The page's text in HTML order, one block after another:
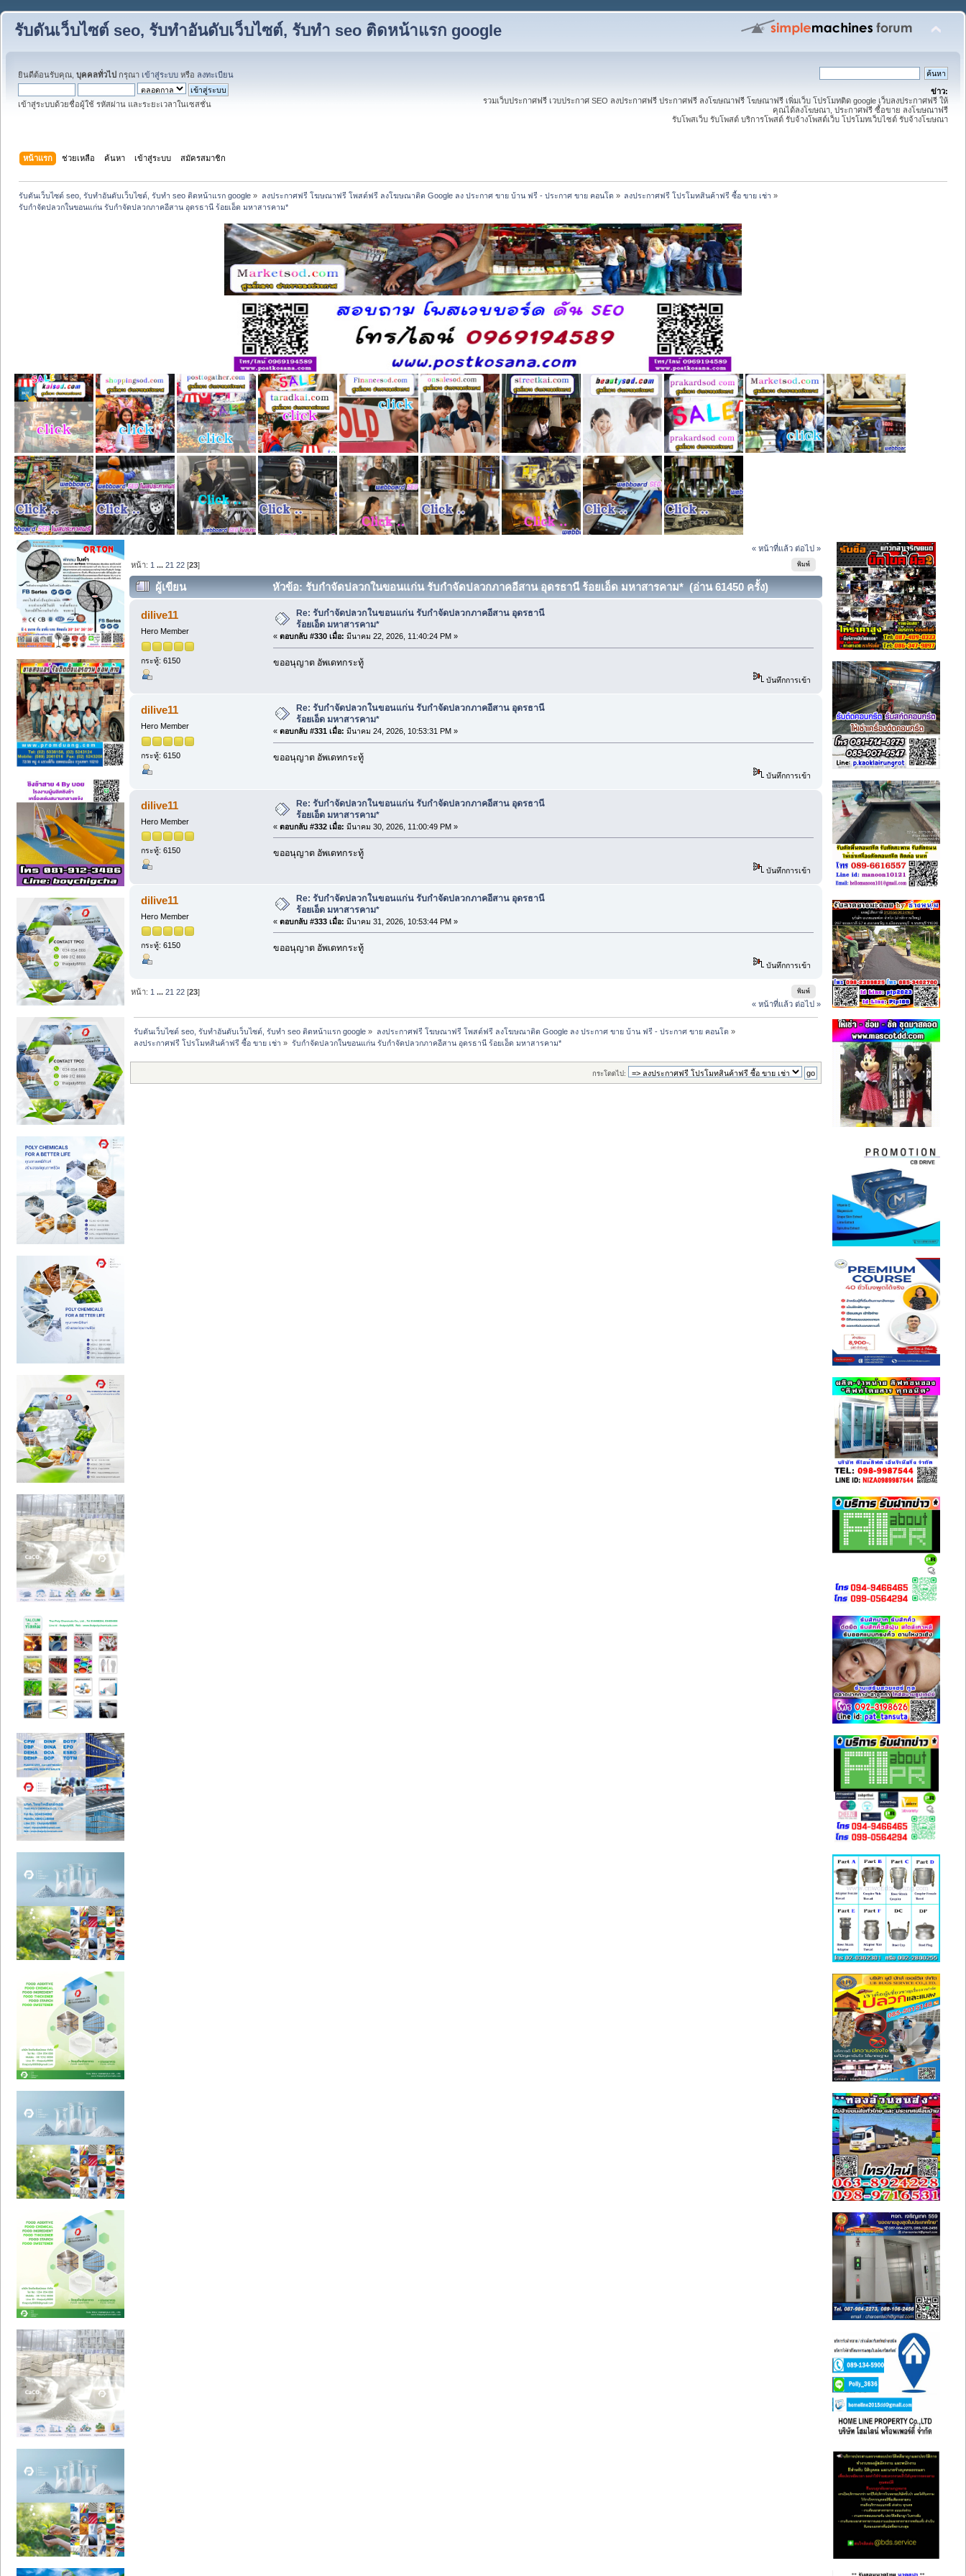
รับดันเว็บไซต์ seo, รับทำอันดับเว็บไซต์, รับทำ seo ติดหน้าแรก google
ยินดีต้อนรับคุณ, บุคคลทั่วไป กรุณา เข้าสู่ระบบ หรือ ลงทะเบียน
เข้าสู่ระบบด้วยชื่อผู้ใช้ รหัสผ่าน และระยะเวลาในเซสชั่น
ข่าว:
รวมเว็บประกาศฟรี เวบประกาศ SEO ลงประกาศฟรี ประกาศฟรี ลงโฆษณาฟรี โฆษณาฟรี เพิ่มเว็บ โปรโมทติด google เว็บลงประกาศฟรี ให้
คุณได้ลงโฆษณา, ประกาศฟรี ซื้อขาย ลงโฆษณาฟรี
รับโพสเว็บ รับโพสต์ บริการโพสต์ รับจ้างโพสต์เว็บ โปรโมทเว็บไซต์ รับจ้างโฆษณา
หน้าแรก ช่วยเหลือ ค้นหา เข้าสู่ระบบ สมัครสมาชิก
รับดันเว็บไซต์ seo, รับทำอันดับเว็บไซต์, รับทำ seo ติดหน้าแรก google » ลงประกาศฟรี โฆษณาฟรี โพสต์ฟรี ลงโฆษณาติด Google ลง ประกาศ ขาย บ้าน ฟรี - ประกาศ ขาย คอนโด » ลงประกาศฟรี โปรโมทสินค้าฟรี ซื้อ ขาย เช่า »
รับกำจัดปลวกในขอนแก่น รับกำจัดปลวกภาคอีสาน อุดรธานี ร้อยเอ็ด มหาสารคาม*
« หน้าที่แล้ว ต่อไป »
พิมพ์
หน้า: 1 ...21 22 [23]
ผู้เขียน หัวข้อ: รับกำจัดปลวกในขอนแก่น รับกำจัดปลวกภาคอีสาน อุดรธานี ร้อยเอ็ด มหาสารคาม* (อ่าน 61450 ครั้ง)
dilive11
Hero Member
กระทู้: 6150
Re: รับกำจัดปลวกในขอนแก่น รับกำจัดปลวกภาคอีสาน อุดรธานี
ร้อยเอ็ด มหาสารคาม*
« ตอบกลับ #330 เมื่อ: มีนาคม 22, 2026, 11:40:24 PM »
ขออนุญาต อัพเดทกระทู้
บันทึกการเข้า
dilive11
Hero Member
กระทู้: 6150
Re: รับกำจัดปลวกในขอนแก่น รับกำจัดปลวกภาคอีสาน อุดรธานี
ร้อยเอ็ด มหาสารคาม*
« ตอบกลับ #331 เมื่อ: มีนาคม 24, 2026, 10:53:31 PM »
ขออนุญาต อัพเดทกระทู้
บันทึกการเข้า
dilive11
Hero Member
กระทู้: 6150
Re: รับกำจัดปลวกในขอนแก่น รับกำจัดปลวกภาคอีสาน อุดรธานี
ร้อยเอ็ด มหาสารคาม*
« ตอบกลับ #332 เมื่อ: มีนาคม 30, 2026, 11:00:49 PM »
ขออนุญาต อัพเดทกระทู้
บันทึกการเข้า
dilive11
Hero Member
กระทู้: 6150
Re: รับกำจัดปลวกในขอนแก่น รับกำจัดปลวกภาคอีสาน อุดรธานี
ร้อยเอ็ด มหาสารคาม*
« ตอบกลับ #333 เมื่อ: มีนาคม 31, 2026, 10:53:44 PM »
ขออนุญาต อัพเดทกระทู้
บันทึกการเข้า
พิมพ์
หน้า: 1 ...21 22 [23]
« หน้าที่แล้ว ต่อไป »
รับดันเว็บไซต์ seo, รับทำอันดับเว็บไซต์, รับทำ seo ติดหน้าแรก google » ลงประกาศฟรี โฆษณาฟรี โพสต์ฟรี ลงโฆษณาติด Google ลง ประกาศ ขาย บ้าน ฟรี - ประกาศ ขาย คอนโด »
ลงประกาศฟรี โปรโมทสินค้าฟรี ซื้อ ขาย เช่า » รับกำจัดปลวกในขอนแก่น รับกำจัดปลวกภาคอีสาน อุดรธานี ร้อยเอ็ด มหาสารคาม*
กระโดดไป: